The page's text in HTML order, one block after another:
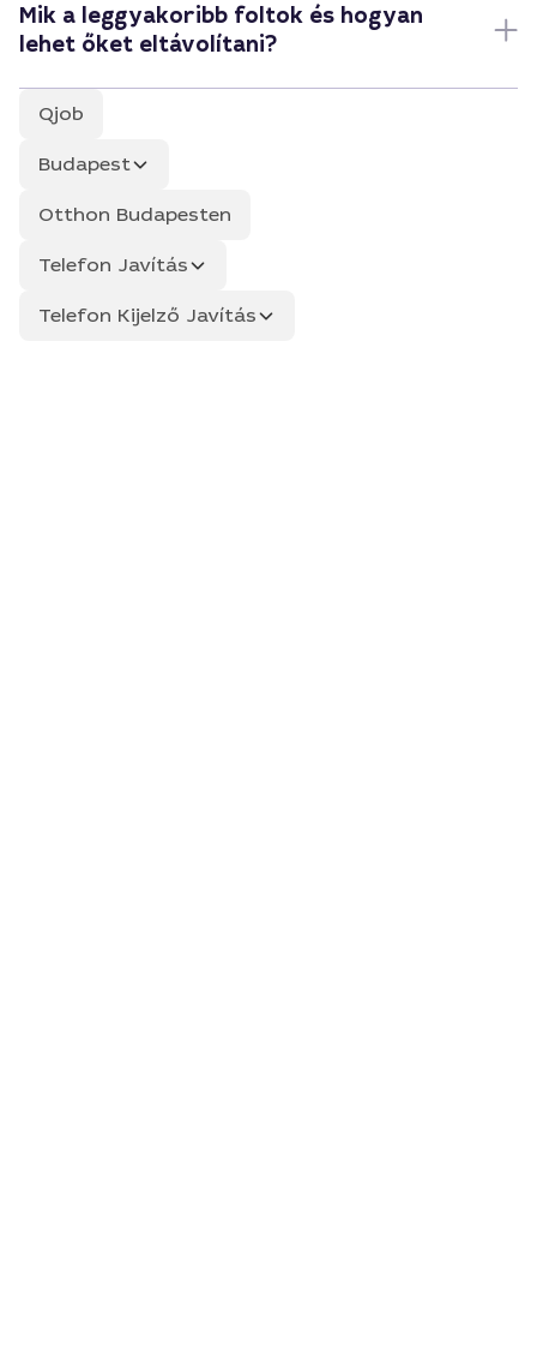
Mik a leggyakoribb foltok és hogyan
lehet őket eltávolítani?
Qjob
Budapest
Otthon Budapesten
Telefon Javítás
Telefon Kijelző Javítás